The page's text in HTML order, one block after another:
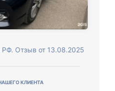
РФ. Отзыв от 13.08.2025
КЛИЕНТА